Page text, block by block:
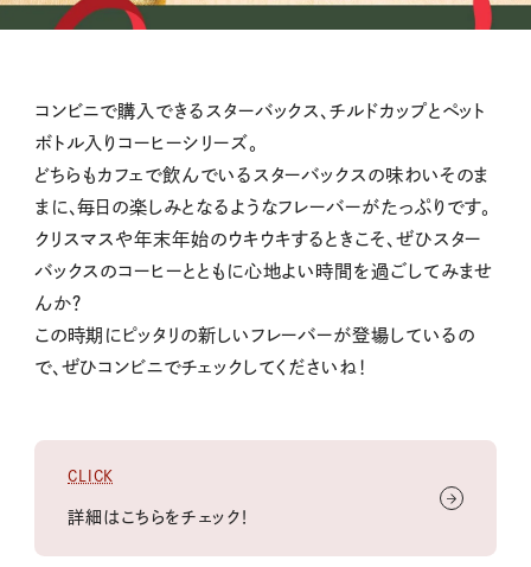
コンビニで購入できるスターバックス、チルドカップとペット
ボトル入りコーヒーシリーズ。
どちらもカフェで飲んでいるスターバックスの味わいそのま
まに、毎日の楽しみとなるようなフレーバーがたっぷりです。
クリスマスや年末年始のウキウキするときこそ、ぜひスター
バックスのコーヒーとともに心地よい時間を過ごしてみませ
んか？
この時期にピッタリの新しいフレーバーが登場しているの
で、ぜひコンビニでチェックしてくださいね！
CLICK
詳細はこちらをチェック！